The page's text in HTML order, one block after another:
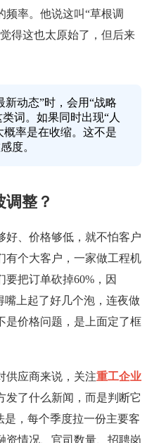
频率。他说这叫“草根调
得这也太原始了，但后来
新动态”时，会用“战略
词。如果同时出现“人
概率是在收缩。这不是
度。
整？
好、价格够低，就不怕客户
有个大客户，一家做工程机
把订单砍掉60%，因
嘴上起了好几个泡，连夜做
是价格问题，是上面定了框
供应商来说，关注重工企业
发了什么新闻，而是判断它
是，每个季度拉一份主要客
资情况、官司数量、招聘岗